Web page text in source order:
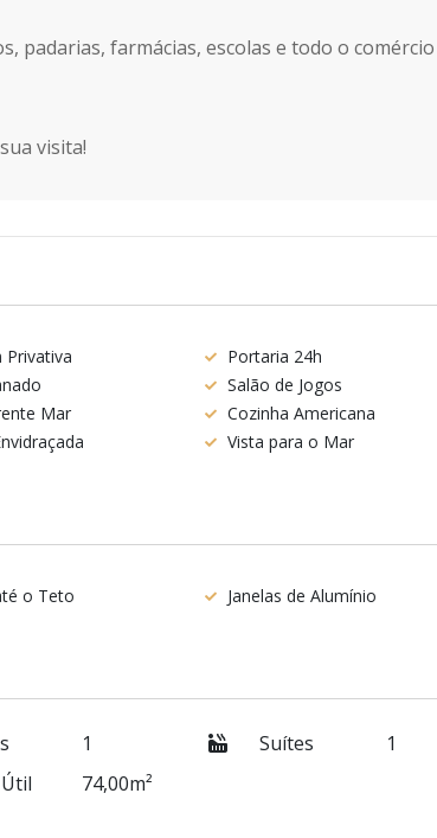
padarias, farmácias, escolas e todo o comércio
visita!
Privativa
Portaria 24h
Salão de Jogos
Mar
Cozinha Americana
Vista para o Mar
o Teto Janelas de Alumínio
1 Suítes
1
74,00m²